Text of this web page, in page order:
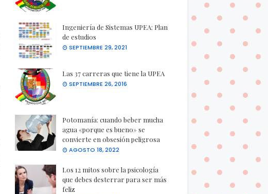
Ingeniería de Sistemas UPEA: Plan
de estudios
SEPTIEMBRE 29, 2021
Las 37 carreras que tiene la UPEA
SEPTIEMBRE 26, 2016
Potomanía: cuando beber mucha
agua «porque es bueno» se
convierte en obsesión peligrosa
AGOSTO 18, 2022
Los 12 mitos sobre la psicología
que debes desterrar para ser más
feliz